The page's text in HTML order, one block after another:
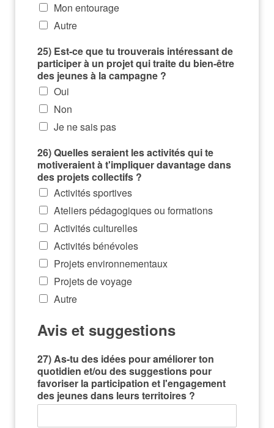
Mon entourage
Autre
25) Est-ce que tu trouverais intéressant de
participer à un projet qui traite du bien-être
des jeunes à la campagne ?
Oui
Non
Je ne sais pas
26) Quelles seraient les activités qui te
motiveraient à t'impliquer davantage dans
des projets collectifs ?
Activités sportives
Ateliers pédagogiques ou formations
Activités culturelles
Activités bénévoles
Projets environnementaux
Projets de voyage
Autre
Avis et suggestions
27) As-tu des idées pour améliorer ton
quotidien et/ou des suggestions pour
favoriser la participation et l'engagement
des jeunes dans leurs territoires ?